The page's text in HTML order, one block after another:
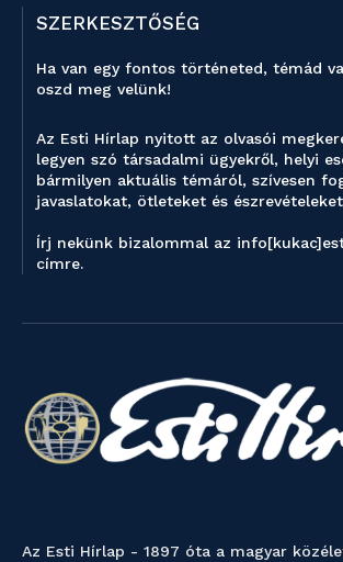
SZERKESZTŐSÉG
Ha van egy fontos történeted, témád
oszd meg velünk!
Az Esti Hírlap nyitott az olvasói
legyen szó társadalmi ügyekről, helyi
bármilyen aktuális témáról, szívesen
javaslatokat, ötleteket és
Írj nekünk bizalommal az
címre.
Az Esti Hírlap - 1897 óta a magyar